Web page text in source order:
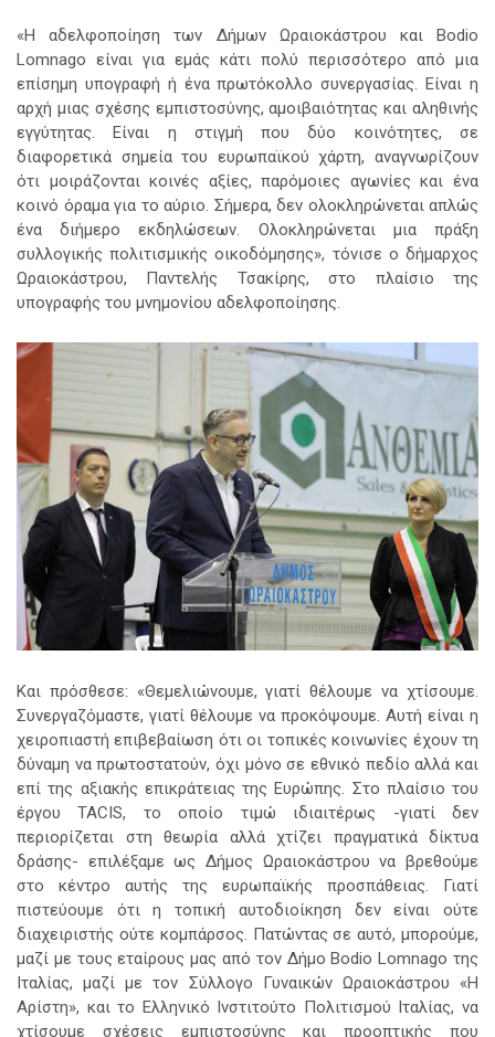
«Η αδελφοποίηση των Δήμων Ωραιοκάστρου και Bodio
Lomnago είναι για εμάς κάτι πολύ περισσότερο από μια
επίσημη υπογραφή ή ένα πρωτόκολλο συνεργασίας. Είναι η
αρχή μιας σχέσης εμπιστοσύνης, αμοιβαιότητας και αληθινής
εγγύτητας. Είναι η στιγμή που δύο κοινότητες, σε
διαφορετικά σημεία του ευρωπαϊκού χάρτη, αναγνωρίζουν
ότι μοιράζονται κοινές αξίες, παρόμοιες αγωνίες και ένα
κοινό όραμα για το αύριο. Σήμερα, δεν ολοκληρώνεται απλώς
ένα διήμερο εκδηλώσεων. Ολοκληρώνεται μια πράξη
συλλογικής πολιτισμικής οικοδόμησης», τόνισε ο δήμαρχος
Ωραιοκάστρου, Παντελής Τσακίρης, στο πλαίσιο της
υπογραφής του μνημονίου αδελφοποίησης.
Και πρόσθεσε: «Θεμελιώνουμε, γιατί θέλουμε να χτίσουμε.
Συνεργαζόμαστε, γιατί θέλουμε να προκόψουμε. Αυτή είναι η
χειροπιαστή επιβεβαίωση ότι οι τοπικές κοινωνίες έχουν τη
δύναμη να πρωτοστατούν, όχι μόνο σε εθνικό πεδίο αλλά και
επί της αξιακής επικράτειας της Ευρώπης. Στο πλαίσιο του
έργου TACIS, το οποίο τιμώ ιδιαιτέρως -γιατί δεν
περιορίζεται στη θεωρία αλλά χτίζει πραγματικά δίκτυα
δράσης- επιλέξαμε ως Δήμος Ωραιοκάστρου να βρεθούμε
στο κέντρο αυτής της ευρωπαϊκής προσπάθειας. Γιατί
πιστεύουμε ότι η τοπική αυτοδιοίκηση δεν είναι ούτε
διαχειριστής ούτε κομπάρσος. Πατώντας σε αυτό, μπορούμε,
μαζί με τους εταίρους μας από τον Δήμο Bodio Lomnago της
Ιταλίας, μαζί με τον Σύλλογο Γυναικών Ωραιοκάστρου «Η
Αρίστη», και το Ελληνικό Ινστιτούτο Πολιτισμού Ιταλίας, να
χτίσουμε σχέσεις εμπιστοσύνης και προοπτικής που